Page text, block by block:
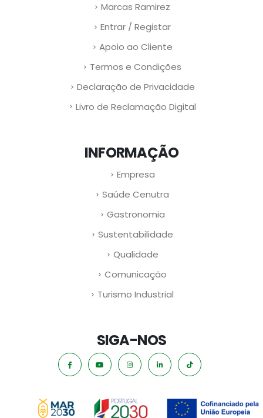
Marcas Ramirez
Entrar / Registar
Apoio ao Cliente
Termos e Condições
Declaração de Privacidade
Livro de Reclamação Digital
INFORMAÇÃO
Empresa
Saúde Cenutra
Gastronomia
Sustentabilidade
Qualidade
Comunicação
Turismo Industrial
SIGA-NOS